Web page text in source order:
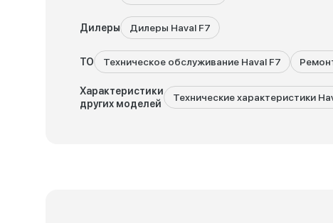
Дилеры Дилеры Haval F7
ТО Техническое обслуживание Haval F7
Характеристики
других моделей
Технические характеристики